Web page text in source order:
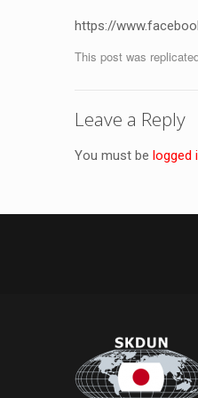
https://
This post was
Leave a Reply
You must be logged